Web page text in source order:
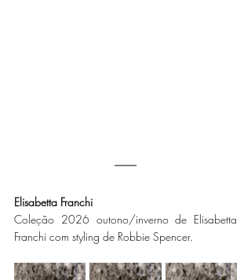
Elisabetta Franchi
Coleção 2026 outono/inverno de Elisabetta
Franchi com styling de Robbie Spencer.